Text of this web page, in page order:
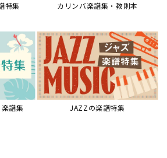
特集 カリンバ楽譜集・教則本
譜集 JAZZの楽譜特集